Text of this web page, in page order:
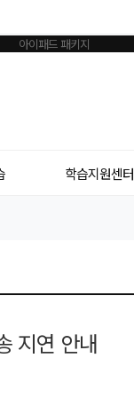
학습지원센터
지연 안내